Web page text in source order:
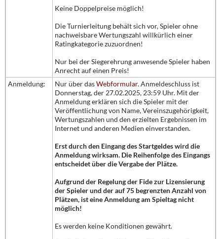
Keine Doppelpreise möglich!
Die Turnierleitung behält sich vor, Spieler ohne
nachweisbare Wertungszahl willkürlich einer
Ratingkategorie zuzuordnen!
Nur bei der Siegerehrung anwesende Spieler haben
Anrecht auf einen Preis!
Anmeldung:
Nur über dasWebformular. Anmeldeschluss ist
Donnerstag, der 27.02.2025, 23:59 Uhr. Mit der
Anmeldung erklären sich die Spieler mit der
Veröffentlichung von Name, Vereinszugehörigkeit,
Wertungszahlen und den erzielten Ergebnissen im
Internet und anderen Medien einverstanden.
Erst durch den Eingang des Startgeldes wird die
Anmeldung wirksam. Die Reihenfolge des Eingangs
entscheidet über die Vergabe der Plätze.
Aufgrund der Regelung der Fide zur Lizensierung
der Spieler und der auf 75 begrenzten Anzahl von
Plätzen, ist eine Anmeldung am Spieltag nicht
möglich!
Es werden keine Konditionen gewährt.